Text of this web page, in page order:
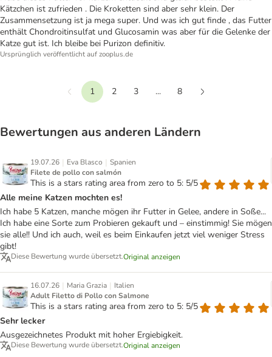
Kätzchen ist zufrieden . Die Kroketten sind aber sehr klein. Der
Zusammensetzung ist ja mega super. Und was ich gut finde , das Futter
enthält Chondroitinsulfat und Glucosamin was aber für die Gelenke der
Katze gut ist. Ich bleibe bei Purizon definitiv.
Ursprünglich veröffentlicht auf zooplus.de
Vorherige
1 2 3 ...
8
Bewertungen aus anderen Ländern
19.07.26 | Eva Blasco | Spanien
Filete de pollo con salmón
This is a stars rating area from zero to 5: 5/5
Alle meine Katzen mochten es!
Ich habe 5 Katzen, manche mögen ihr Futter in Gelee, andere in Soße...
Ich habe eine Sorte zum Probieren gekauft und – einstimmig! Sie mögen
sie alle!! Und ich auch, weil es beim Einkaufen jetzt viel weniger Stress
gibt!
Diese Bewertung wurde übersetzt.Original anzeigen
16.07.26 | Maria Grazia | Italien
Adult Filetto di Pollo con Salmone
This is a stars rating area from zero to 5: 5/5
Sehr lecker
Ausgezeichnetes Produkt mit hoher Ergiebigkeit.
Diese Bewertung wurde übersetzt.Original anzeigen